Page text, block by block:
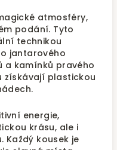
atmosféry,
podání. Tyto
technikou
jantarového
a kamínků pravého
získávají plastickou
energie,
krásu, ale i
kousek je